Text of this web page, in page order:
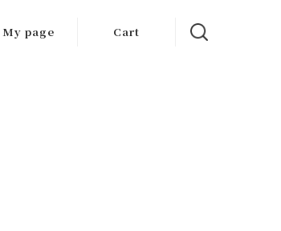
My page Cart